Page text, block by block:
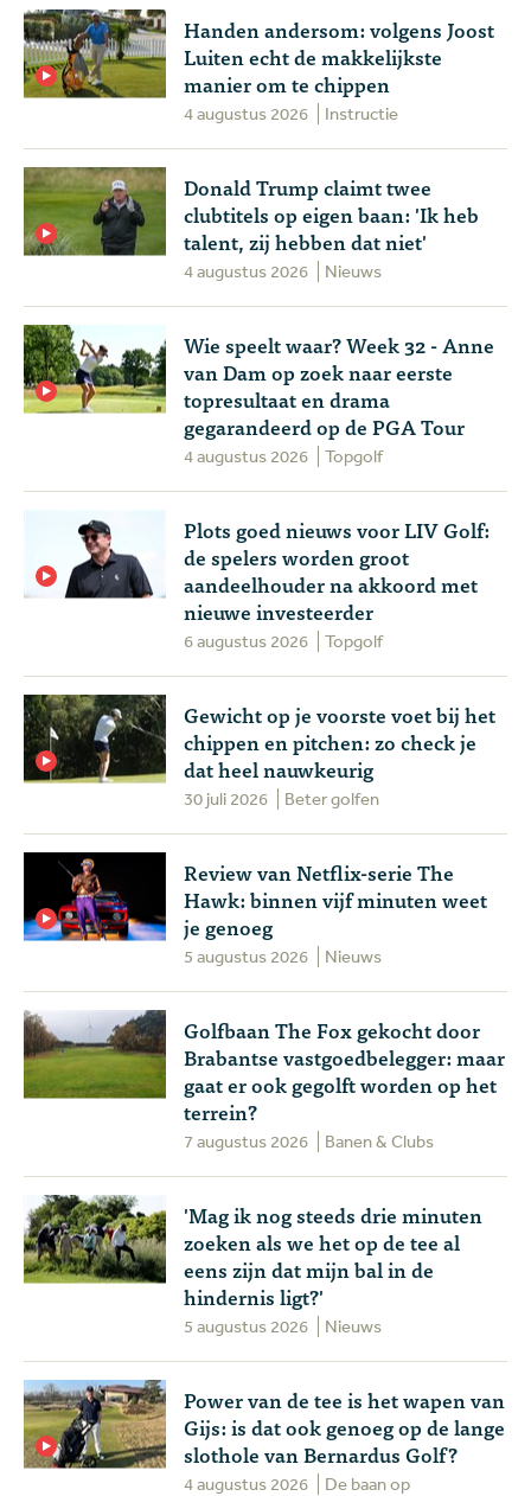
Handen andersom: volgens Joost
Luiten echt de makkelijkste
manier om te chippen
4 augustus 2026 Instructie
Donald Trump claimt twee
clubtitels op eigen baan: 'Ik heb
talent, zij hebben dat niet'
4 augustus 2026 Nieuws
Wie speelt waar? Week 32 - Anne
van Dam op zoek naar eerste
topresultaat en drama
gegarandeerd op de PGA Tour
4 augustus 2026 Topgolf
Plots goed nieuws voor LIV Golf:
de spelers worden groot
aandeelhouder na akkoord met
nieuwe investeerder
6 augustus 2026 Topgolf
Gewicht op je voorste voet bij het
chippen en pitchen: zo check je
dat heel nauwkeurig
30 juli 2026 Beter golfen
Review van Netflix-serie The
Hawk: binnen vijf minuten weet
je genoeg
5 augustus 2026 Nieuws
Golfbaan The Fox gekocht door
Brabantse vastgoedbelegger: maar
gaat er ook gegolft worden op het
terrein?
7 augustus 2026 Banen & Clubs
'Mag ik nog steeds drie minuten
zoeken als we het op de tee al
eens zijn dat mijn bal in de
hindernis ligt?'
5 augustus 2026 Nieuws
Power van de tee is het wapen van
Gijs: is dat ook genoeg op de lange
slothole van Bernardus Golf?
4 augustus 2026 De baan op